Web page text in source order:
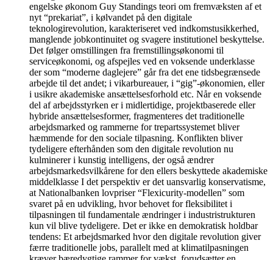
engelske økonom Guy Standings teori om fremvæksten af et
nyt “prekariat”, i kølvandet på den digitale
teknologirevolution, karakteriseret ved indkomstusikkerhed,
manglende jobkontinuitet og svagere institutionel beskyttelse.
Det følger omstillingen fra fremstillingsøkonomi til
serviceøkonomi, og afspejles ved en voksende underklasse
der som “moderne daglejere” går fra det ene tidsbegrænsede
arbejde til det andet; i vikarbureauer, i “gig”-økonomien, eller
i usikre akademiske ansættelsesforhold etc. Når en voksende
del af arbejdsstyrken er i midlertidige, projektbaserede eller
hybride ansættelsesformer, fragmenteres det traditionelle
arbejdsmarked og rammerne for trepartssystemet bliver
hæmmende for den sociale tilpasning. Konflikten bliver
tydeligere efterhånden som den digitale revolution nu
kulminerer i kunstig intelligens, der også ændrer
arbejdsmarkedsvilkårene for den ellers beskyttede akademiske
middelklasse I det perspektiv er det uansvarlig konservatisme,
at Nationalbanken lovpriser “Flexicurity-modellen” som
svaret på en udvikling, hvor behovet for fleksibilitet i
tilpasningen til fundamentale ændringer i industristrukturen
kun vil blive tydeligere. Det er ikke en demokratisk holdbar
tendens: Et arbejdsmarked hvor den digitale revolution giver
færre traditionelle jobs, parallelt med at klimatilpasningen